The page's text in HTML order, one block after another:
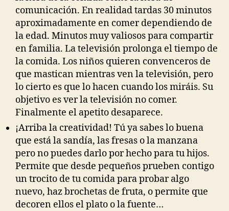
comunicación. En realidad tardas 30 minutos
aproximadamente en comer dependiendo de
la edad. Minutos muy valiosos para compartir
en familia. La televisión prolonga el tiempo de
la comida. Los niños quieren convenceros de
que mastican mientras ven la televisión, pero
lo cierto es que lo hacen cuando los miráis. Su
objetivo es ver la televisión no comer.
Finalmente el apetito desaparece.
¡Arriba la creatividad! Tú ya sabes lo buena
que está la sandía, las fresas o la manzana
pero no puedes darlo por hecho para tu hijos.
Permite que desde pequeños prueben contigo
un trocito de tu comida para probar algo
nuevo, haz brochetas de fruta, o permite que
decoren ellos el plato o la fuente…